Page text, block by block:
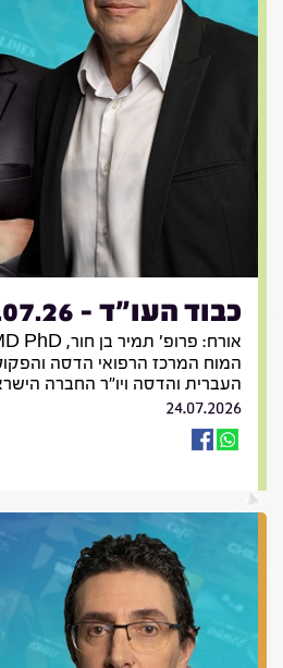
כבוד העו"ד - 24.07.26
המוח המרכז הרפואי הדסה
העברית והדסה ויו"ר החברה
24.07.2026